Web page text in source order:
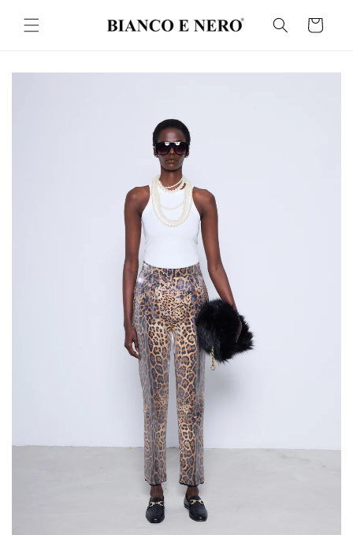
atla
Sepet